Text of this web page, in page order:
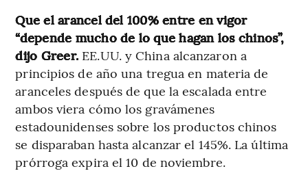
Que el arancel del 100% entre en vigor
“depende mucho de lo que hagan los chinos”,
dijo Greer. EE.UU. y China alcanzaron a
principios de año una tregua en materia de
aranceles después de que la escalada entre
ambos viera cómo los gravámenes
estadounidenses sobre los productos chinos
se disparaban hasta alcanzar el 145%. La última
prórroga expira el 10 de noviembre.